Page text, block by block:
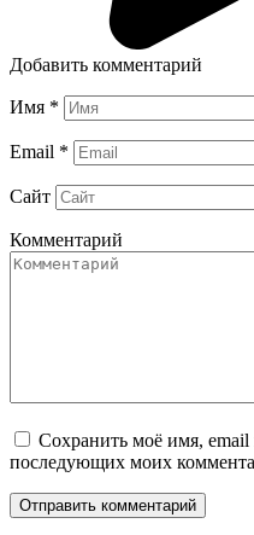
Добавить комментарий
Имя *
Email *
Сайт
Комментарий
Сохранить моё имя, email
последующих моих